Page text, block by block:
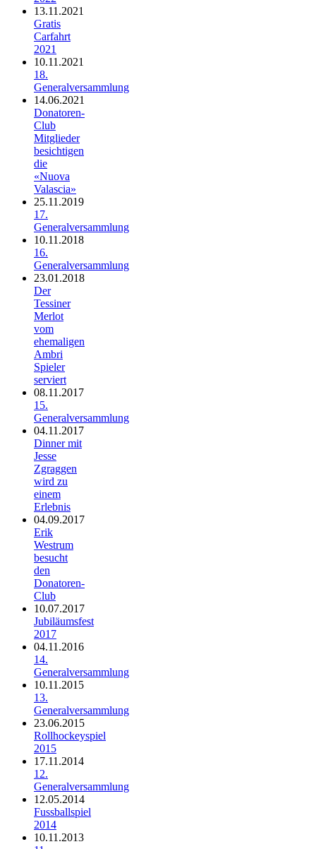
13.11.2021
Gratis
Carfahrt
2021
10.11.2021
18.
Generalversammlung
14.06.2021
Donatoren-
Club
Mitglieder
besichtigen
die
«Nuova
Valascia»
25.11.2019
17.
Generalversammlung
10.11.2018
16.
Generalversammlung
23.01.2018
Der
Tessiner
Merlot
vom
ehemaligen
Ambri
Spieler
serviert
08.11.2017
15.
Generalversammlung
04.11.2017
Dinner mit
Jesse
Zgraggen
wird zu
einem
Erlebnis
04.09.2017
Erik
Westrum
besucht
den
Donatoren-
Club
10.07.2017
Jubiläumsfest
2017
04.11.2016
14.
Generalversammlung
10.11.2015
13.
Generalversammlung
23.06.2015
Rollhockeyspiel
2015
17.11.2014
12.
Generalversammlung
12.05.2014
Fussballspiel
2014
10.11.2013